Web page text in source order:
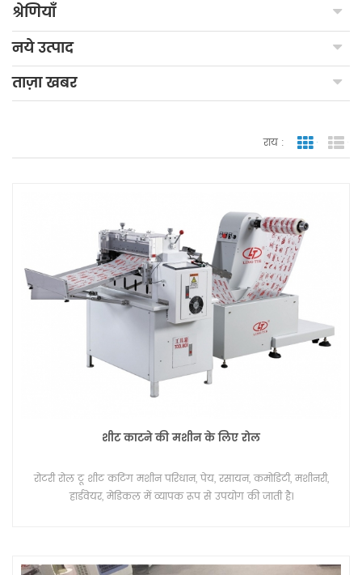
श्रेणियाँ
नये उत्पाद
ताज़ा खबर
राय : जाली
शीट काटने की मशीन के लिए रोल
रोटरी रोल टू शीट कटिंग मशीन परिधान, पेय, रसायन, कमोडिटी, मशीनरी,
हार्डवेयर, मेडिकल में व्यापक रूप से उपयोग की जाती है।